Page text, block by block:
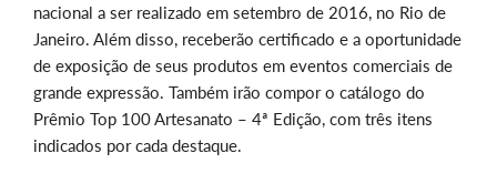
nacional a ser realizado em setembro de 2016, no Rio de
Janeiro. Além disso, receberão certificado e a oportunidade
de exposição de seus produtos em eventos comerciais de
grande expressão. Também irão compor o catálogo do
Prêmio Top 100 Artesanato – 4ª Edição, com três itens
indicados por cada destaque.